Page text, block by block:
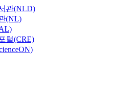
관(NLD)
(NL)
털(CRE)